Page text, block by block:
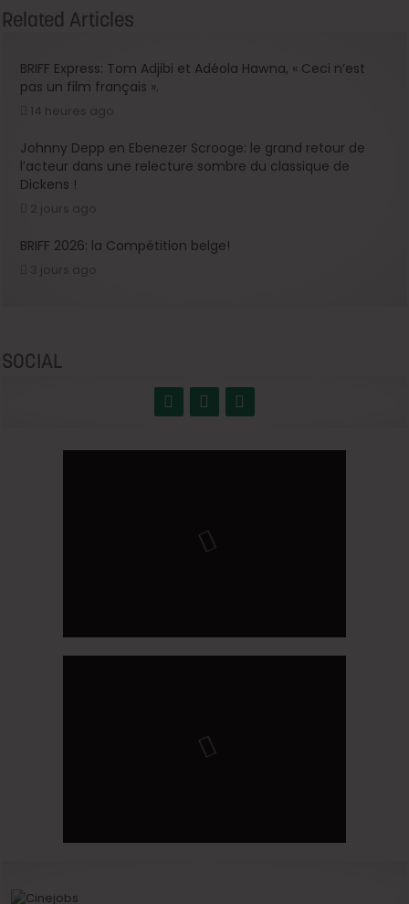
Related Articles
BRIFF Express: Tom Adjibi et Adéola Hawna, « Ceci n’est
pas un film français ».
14 heures ago
Johnny Depp en Ebenezer Scrooge: le grand retour de
l’acteur dans une relecture sombre du classique de
Dickens !
2 jours ago
BRIFF 2026: la Compétition belge!
3 jours ago
SOCIAL